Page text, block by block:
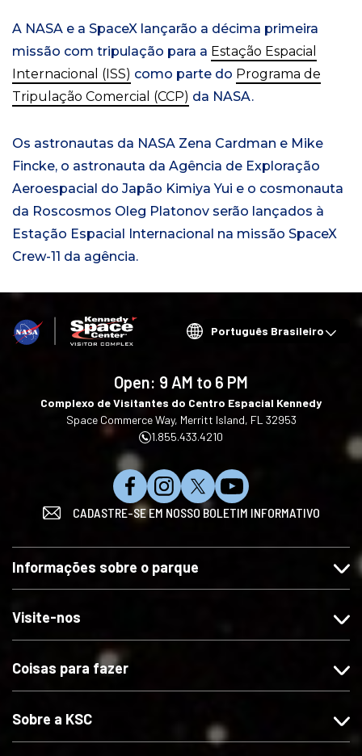
A NASA e a SpaceX lançarão a décima primeira
missão com tripulação para a Estação Espacial
Internacional (ISS) como parte do Programa de
Tripulação Comercial (CCP) da NASA.
Os astronautas da NASA Zena Cardman e Mike
Fincke, o astronauta da Agência de Exploração
Aeroespacial do Japão Kimiya Yui e o cosmonauta
da Roscosmos Oleg Platonov serão lançados à
Estação Espacial Internacional na missão SpaceX
Crew-11 da agência.
Choose
language
Open: 9 AM to 6 PM
Complexo de Visitantes do Centro Espacial Kennedy
Space Commerce Way, Merritt Island, FL 32953
1.855.433.4210
C
u
t
a
-
o
c
S
a
-
n
I
t
S
i
a
-
n
X
I
n
c
e
e
Y
CADASTRE-SE EM NOSSO BOLETIM INFORMATIVO
Informações sobre o parque
Visite-nos
Coisas para fazer
Sobre a KSC